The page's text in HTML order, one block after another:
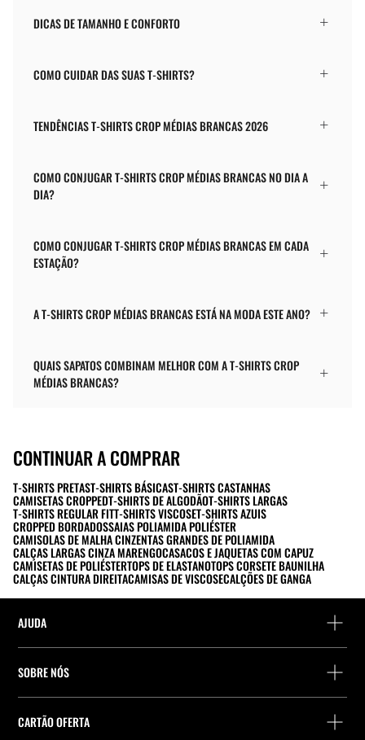
DICAS DE TAMANHO E CONFORTO
COMO CUIDAR DAS SUAS T-SHIRTS?
TENDÊNCIAS T-SHIRTS CROP MÉDIAS BRANCAS 2026
COMO CONJUGAR T-SHIRTS CROP MÉDIAS BRANCAS NO DIA A
DIA?
COMO CONJUGAR T-SHIRTS CROP MÉDIAS BRANCAS EM CADA
ESTAÇÃO?
A T-SHIRTS CROP MÉDIAS BRANCAS ESTÁ NA MODA ESTE ANO?
QUAIS SAPATOS COMBINAM MELHOR COM A T-SHIRTS CROP
MÉDIAS BRANCAS?
CONTINUAR A COMPRAR
T-SHIRTS PRETAST-SHIRTS BÁSICAST-SHIRTS CASTANHAS
CAMISETAS CROPPEDT-SHIRTS DE ALGODÃOT-SHIRTS LARGAS
T-SHIRTS REGULAR FITT-SHIRTS VISCOSET-SHIRTS AZUIS
CROPPED BORDADOSSAIAS POLIAMIDA POLIÉSTER
CAMISOLAS DE MALHA CINZENTAS GRANDES DE POLIAMIDA
CALÇAS LARGAS CINZA MARENGOCASACOS E JAQUETAS COM CAPUZ
CAMISETAS DE POLIÉSTERTOPS DE ELASTANOTOPS CORSETE BAUNILHA
CALÇAS CINTURA DIREITACAMISAS DE VISCOSECALÇÕES DE GANGA
AJUDA
Localiza a tua encomenda
Localizador de pontos de entrega
SOBRE NÓS
Empresa
CARTÃO OFERTA